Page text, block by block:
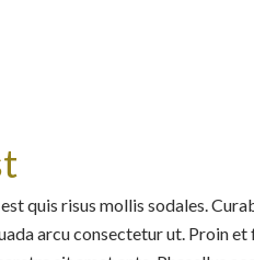
quis risus mollis sodales.
arcu consectetur ut. Proin